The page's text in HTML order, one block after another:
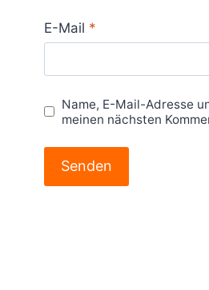
E-Mail *
Name, E-Mail-Adresse
meinen nächsten